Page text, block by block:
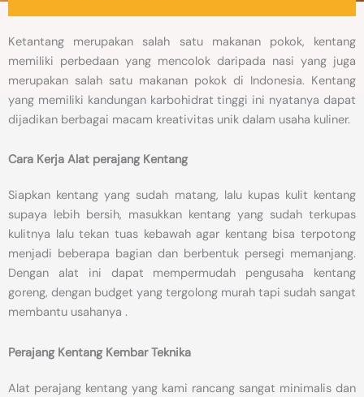
Ketantang merupakan salah satu makanan pokok, kentang
memiliki perbedaan yang mencolok daripada nasi yang juga
merupakan salah satu makanan pokok di Indonesia. Kentang
yang memiliki kandungan karbohidrat tinggi ini nyatanya dapat
dijadikan berbagai macam kreativitas unik dalam usaha kuliner.
Cara Kerja Alat perajang Kentang
Siapkan kentang yang sudah matang, lalu kupas kulit kentang
supaya lebih bersih, masukkan kentang yang sudah terkupas
kulitnya lalu tekan tuas kebawah agar kentang bisa terpotong
menjadi beberapa bagian dan berbentuk persegi memanjang.
Dengan alat ini dapat mempermudah pengusaha kentang
goreng, dengan budget yang tergolong murah tapi sudah sangat
membantu usahanya .
Perajang Kentang Kembar Teknika
Alat perajang kentang yang kami rancang sangat minimalis dan